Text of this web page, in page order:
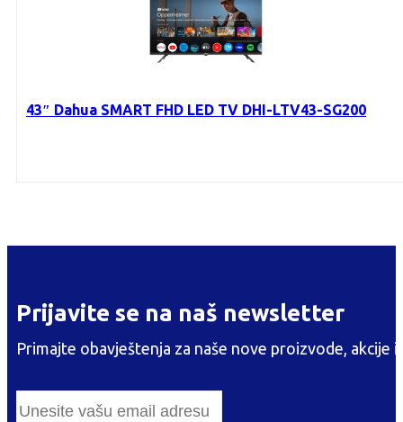
43″ Dahua SMART FHD LED TV DHI-LTV43-SG200
Prijavite se na naš newsletter
Primajte obavještenja za naše nove proizvode, akcije